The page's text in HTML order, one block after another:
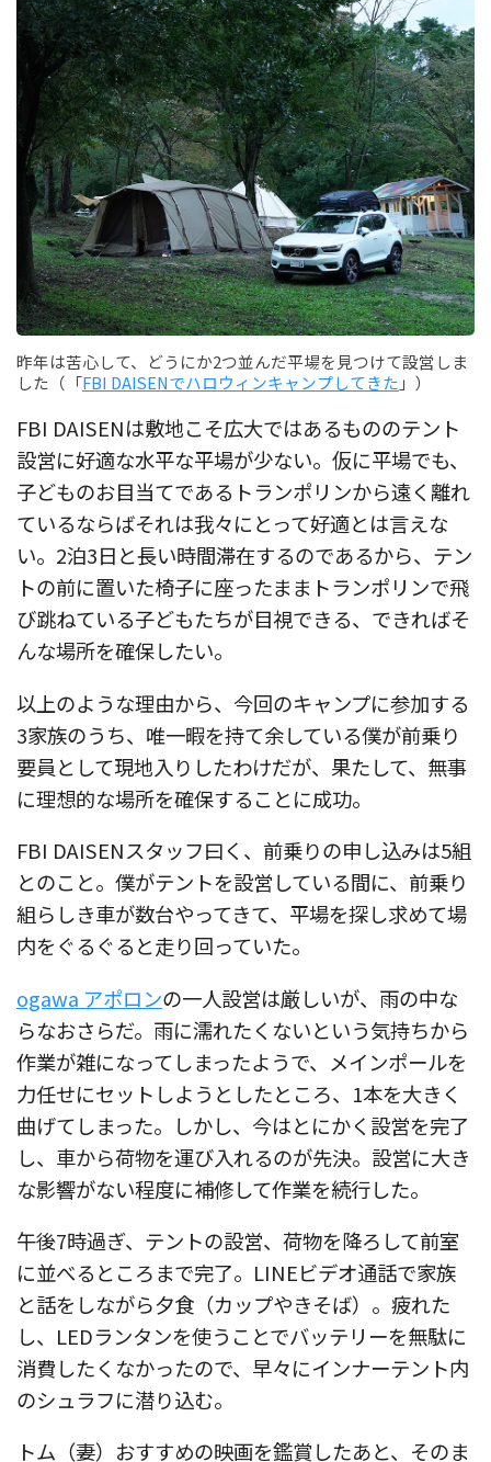
昨年は苦心して、どうにか2つ並んだ平場を見つけて設営しま
した（「FBI DAISENでハロウィンキャンプしてきた 」）
FBI DAISENは敷地こそ広大ではあるもののテント
設営に好適な水平な平場が少ない。仮に平場でも、
子どものお目当てであるトランポリンから遠く離れ
ているならばそれは我々にとって好適とは言えな
い。2泊3日と長い時間滞在するのであるから、テン
トの前に置いた椅子に座ったままトランポリンで飛
び跳ねている子どもたちが目視できる、できればそ
んな場所を確保したい。
以上のような理由から、今回のキャンプに参加する
3家族のうち、唯一暇を持て余している僕が前乗り
要員として現地入りしたわけだが、果たして、無事
に理想的な場所を確保することに成功。
FBI DAISENスタッフ曰く、前乗りの申し込みは5組
とのこと。僕がテントを設営している間に、前乗り
組らしき車が数台やってきて、平場を探し求めて場
内をぐるぐると走り回っていた。
ogawa アポロンの一人設営は厳しいが、雨の中な
らなおさらだ。雨に濡れたくないという気持ちから
作業が雑になってしまったようで、メインポールを
力任せにセットしようとしたところ、1本を大きく
曲げてしまった。しかし、今はとにかく設営を完了
し、車から荷物を運び入れるのが先決。設営に大き
な影響がない程度に補修して作業を続行した。
午後7時過ぎ、テントの設営、荷物を降ろして前室
に並べるところまで完了。LINEビデオ通話で家族
と話をしながら夕食（カップやきそば）。疲れた
し、LEDランタンを使うことでバッテリーを無駄に
消費したくなかったので、早々にインナーテント内
のシュラフに潜り込む。
トム（妻）おすすめの映画を鑑賞したあと、そのま